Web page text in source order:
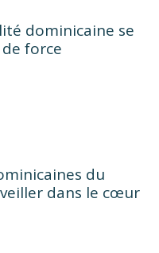
dominicaine se
force
du
dans le cœur